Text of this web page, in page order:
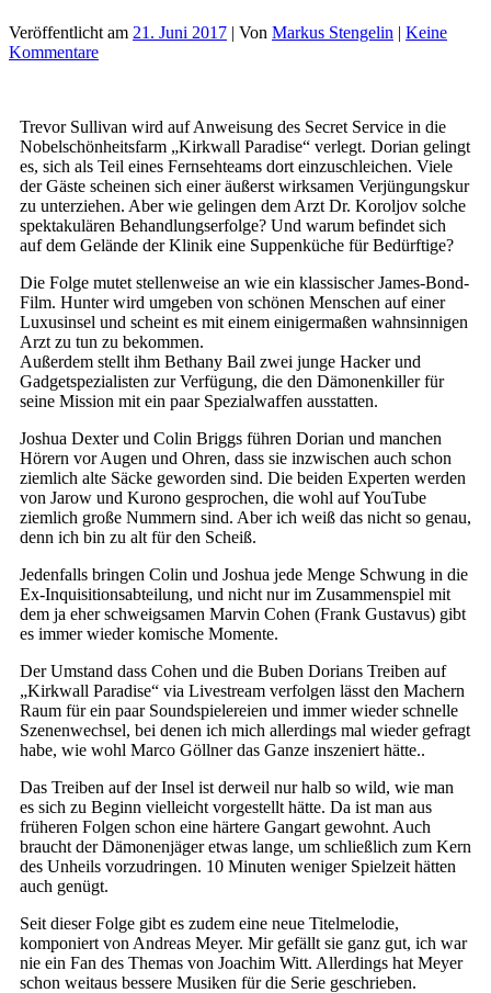
Veröffentlicht am 21. Juni 2017 | Von Markus Stengelin | Keine
Kommentare
Trevor Sullivan wird auf Anweisung des Secret Service in die
Nobelschönheitsfarm „Kirkwall Paradise“ verlegt. Dorian gelingt
es, sich als Teil eines Fernsehteams dort einzuschleichen. Viele
der Gäste scheinen sich einer äußerst wirksamen Verjüngungskur
zu unterziehen. Aber wie gelingen dem Arzt Dr. Koroljov solche
spektakulären Behandlungserfolge? Und warum befindet sich
auf dem Gelände der Klinik eine Suppenküche für Bedürftige?
Die Folge mutet stellenweise an wie ein klassischer James-Bond-
Film. Hunter wird umgeben von schönen Menschen auf einer
Luxusinsel und scheint es mit einem einigermaßen wahnsinnigen
Arzt zu tun zu bekommen.
Außerdem stellt ihm Bethany Bail zwei junge Hacker und
Gadgetspezialisten zur Verfügung, die den Dämonenkiller für
seine Mission mit ein paar Spezialwaffen ausstatten.
Joshua Dexter und Colin Briggs führen Dorian und manchen
Hörern vor Augen und Ohren, dass sie inzwischen auch schon
ziemlich alte Säcke geworden sind. Die beiden Experten werden
von Jarow und Kurono gesprochen, die wohl auf YouTube
ziemlich große Nummern sind. Aber ich weiß das nicht so genau,
denn ich bin zu alt für den Scheiß.
Jedenfalls bringen Colin und Joshua jede Menge Schwung in die
Ex-Inquisitionsabteilung, und nicht nur im Zusammenspiel mit
dem ja eher schweigsamen Marvin Cohen (Frank Gustavus) gibt
es immer wieder komische Momente.
Der Umstand dass Cohen und die Buben Dorians Treiben auf
„Kirkwall Paradise“ via Livestream verfolgen lässt den Machern
Raum für ein paar Soundspielereien und immer wieder schnelle
Szenenwechsel, bei denen ich mich allerdings mal wieder gefragt
habe, wie wohl Marco Göllner das Ganze inszeniert hätte..
Das Treiben auf der Insel ist derweil nur halb so wild, wie man
es sich zu Beginn vielleicht vorgestellt hätte. Da ist man aus
früheren Folgen schon eine härtere Gangart gewohnt. Auch
braucht der Dämonenjäger etwas lange, um schließlich zum Kern
des Unheils vorzudringen. 10 Minuten weniger Spielzeit hätten
auch genügt.
Seit dieser Folge gibt es zudem eine neue Titelmelodie,
komponiert von Andreas Meyer. Mir gefällt sie ganz gut, ich war
nie ein Fan des Themas von Joachim Witt. Allerdings hat Meyer
schon weitaus bessere Musiken für die Serie geschrieben.